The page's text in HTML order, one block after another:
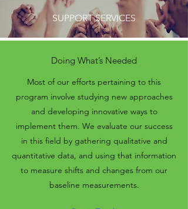
SUPPORT SERVICES
Doing What’s Needed
Most of our efforts pertaining to this
program involve studying new approaches
and developing innovative ways to
implement them. We evaluate our success
in this field by gathering qualitative and
quantitative data, and using that information
to measure shifts and changes from our
baseline measurements.